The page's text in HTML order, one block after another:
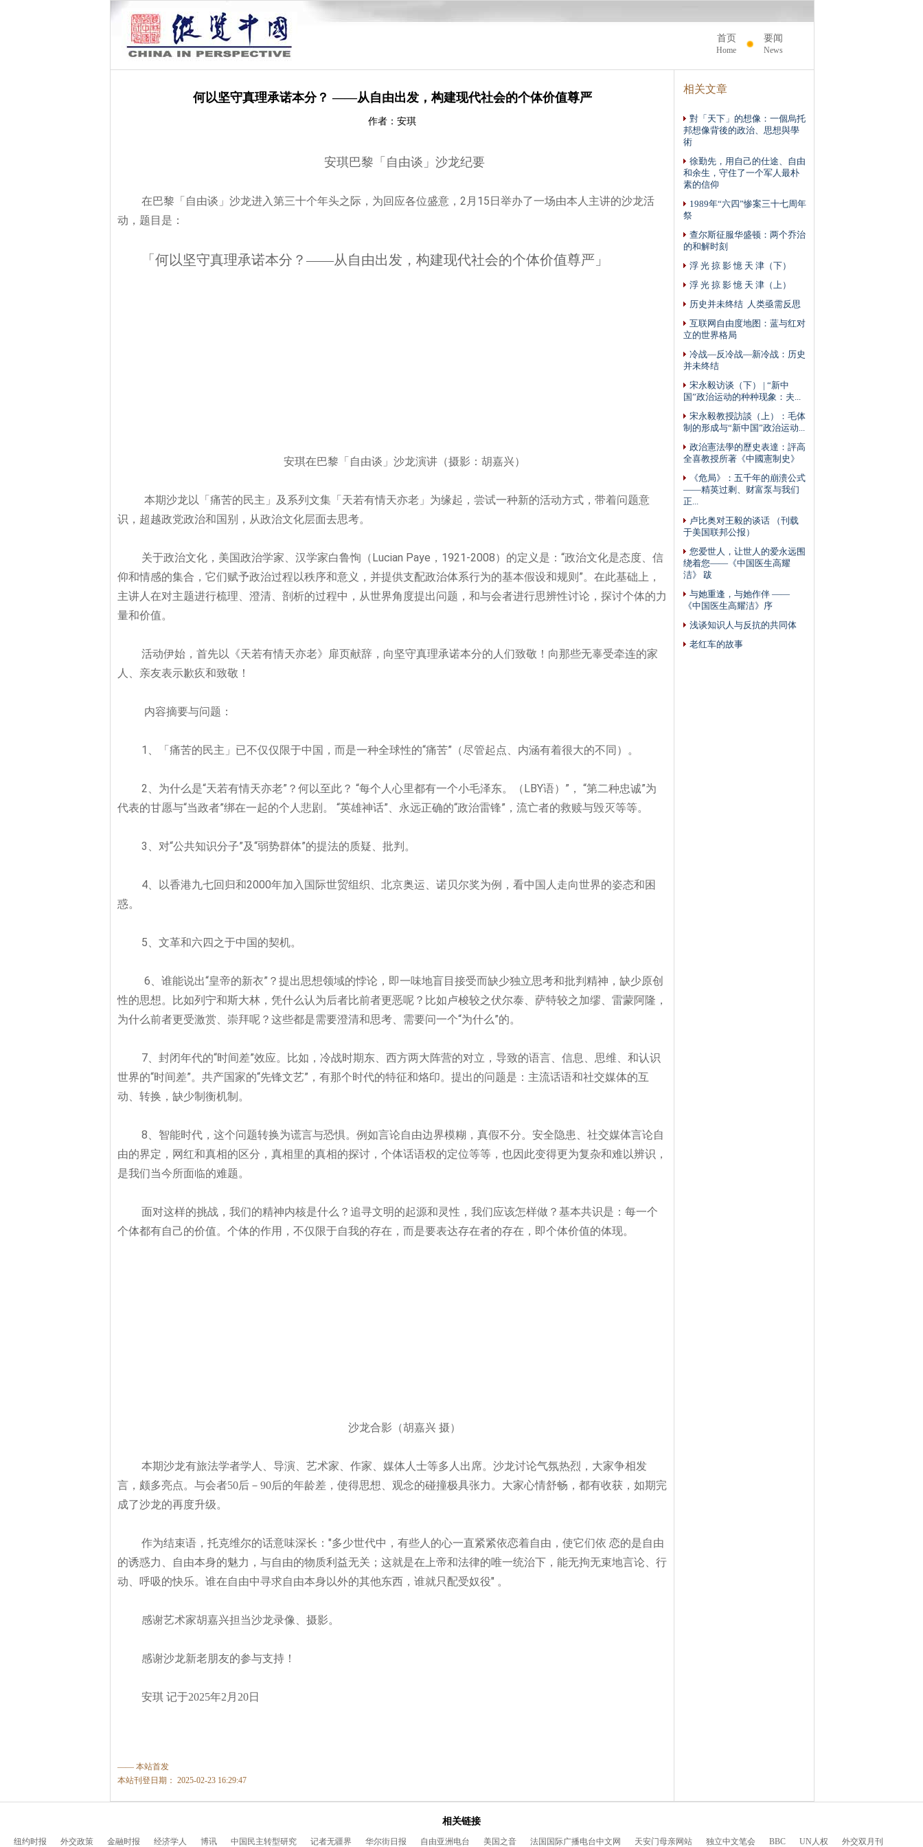
首页
Home
要闻
News
何以坚守真理承诺本分？ ――从自由出发，构建现代社会的个体价值尊严
作者：安琪
安琪巴黎「自由谈」沙龙纪要
在巴黎「自由谈」沙龙进入第三十个年头之际，为回应各位盛意，2 月15日举办了一场由本人主讲的沙龙活
动，题目是：
「何以坚守真理承诺本分？――从自由出发，构建现代社会的个体价值尊严」
安琪在巴黎「自由谈」沙龙演讲（摄影：胡嘉兴）
本期沙龙以「痛苦的民主」及系列文集「天若有情天亦老」为缘起，尝试一种新的活动方式，带着问题意
识，超越政党政治和国别，从政治文化层面去思考。
关于政治文化，美国政治学家、汉学家白鲁恂（Lucian Paye ，1921-2008）的定义是：“政治文化是态度、信
仰和情感的集合，它们赋予政治过程以秩序和意义，并提供支配政治体系行为的基本假设和规则”。在此基础上，
主讲人在对主题进行梳理、澄清、剖析的过程中，从世界角度提出问题，和与会者进行思辨性讨论，探讨个体的力
量和价值。
活动伊始，首先以《天若有情天亦老》扉页献辞，向坚守真理承诺本分的人们致敬！向那些无辜受牵连的家
人、亲友表示歉疚和致敬！
内容摘要与问题：
1 、「痛苦的民主」已不仅仅限于中国，而是一种全球性的“痛苦” （尽管起点、内涵有着很大的不同）。
2、为什么是“天若有情天亦老”？何以至此？ “每个人心里都有一个小毛泽东。（LBY语）” ， “第二种忠诚”为
代表的甘愿与“当政者”绑在一起的个人悲剧。 “英雄神话”、永远正确的“政治雷锋” ，流亡者的救赎与毁灭等等。
3 、对“公共知识分子”及“弱势群体”的提法的质疑、批判。
4、以香港九七回归和2000年加入国际世贸组织、北京奥运、诺贝尔奖为例，看中国人走向世界的姿态和困
惑。
5、文革和六四之于中国的契机。
6、谁能说出“皇帝的新衣”？提出思想领域的悖论，即一味地盲目接受而缺少独立思考和批判精神，缺少原创
性的思想。比如列宁和斯大林，凭什么认为后者比前者更恶呢？比如卢梭较之伏尔泰、萨特较之加缪、雷蒙阿隆，
为什么前者更受激赏、崇拜呢？这些都是需要澄清和思考、需要问一个“为什么”的。
7、封闭年代的“时间差”效应。比如，冷战时期东、西方两大阵营的对立，导致的语言、信息、思维、和认识
世界的“时间差”。共产国家的“先锋文艺” ，有那个时代的特征和烙印。提出的问题是：主流话语和社交媒体的互
动、转换，缺少制衡机制。
8、智能时代，这个问题转换为谎言与恐惧。例如言论自由边界模糊，真假不分。安全隐患、社交媒体言论自
由的界定，网红和真相的区分，真相里的真相的探讨，个体话语权的定位等等，也因此变得更为复杂和难以辨识，
是我们当今所面临的难题。
面对这样的挑战，我们的精神内核是什么？追寻文明的起源和灵性，我们应该怎样做？基本共识是：每一个
个体都有自己的价值。个体的作用，不仅限于自我的存在，而是要表达存在者的存在，即个体价值的体现。
沙龙合影（胡嘉兴 摄）
本期沙龙有旅法学者学人、导演、艺术家、作家、媒体人士等多人出席。沙龙讨论气氛热烈，大家争相发
言，颇多亮点。与会者50后－90后的年龄差，使得思想、观念的碰撞极具张力。大家心情舒畅，都有收获，如期完
成了沙龙的再度升级。
作为结束语，托克维尔的话意味深长："多少世代中，有些人的心一直紧紧依恋着自由，使它们依恋的是自由
的诱惑力、自由本身的魅力，与自由的物质利益无关；这就是在上帝和法律的唯一统治下，能无拘无束地言论、行
动、呼吸的快乐。谁在自由中寻求自由本身以外的其他东西，谁就只配受奴役" 。
感谢艺术家胡嘉兴担当沙龙录像、摄影。
感谢沙龙新老朋友的参与支持！
安琪记于2025年2 月20日
—— 本站首发
本站刊登日期： 2025-02-23 16:29:47
相关文章
對「天下」的想像：一個烏托
邦想像背後的政治、思想與學
術
徐勤先，用自己的仕途、自由
和余生，守住了一个军人最朴
素的信仰
1989年“六四”惨案三十七周年
祭
查尔斯征服华盛顿：两个乔治
的和解时刻
浮 光 掠 影 憶 天 津（下）
浮 光 掠 影 憶 天 津（上）
历史并未终结 人类亟需反思
互联网自由度地图：蓝与红对
立的世界格局
冷战—反冷战—新冷战：历史
并未终结
宋永毅访谈（下） | “新中
国”政治运动的种种现象：夫...
宋永毅教授訪談（上）：毛体
制的形成与“新中国”政治运动...
政治憲法學的歷史表達：評高
全喜教授所著《中國憲制史》
《危局》：五千年的崩溃公式
——精英过剩、财富泵与我们
正...
卢比奥对王毅的谈话 （刊载
于美国联邦公报）
您爱世人，让世人的爱永远围
绕着您——《中国医生高耀
洁》 跋
与她重逢，与她作伴 ——
《中国医生高耀洁》序
浅谈知识人与反抗的共同体
老红车的故事
相关链接
纽约时报 外交政策 金融时报 经济学人 博讯 中国民主转型研究 记者无疆界 华尔街日报 自由亚洲电台 美国之音 法国国际广播电台中文网 天安门母亲网站 独立中文笔会 BBC UN人权 外交双月刊